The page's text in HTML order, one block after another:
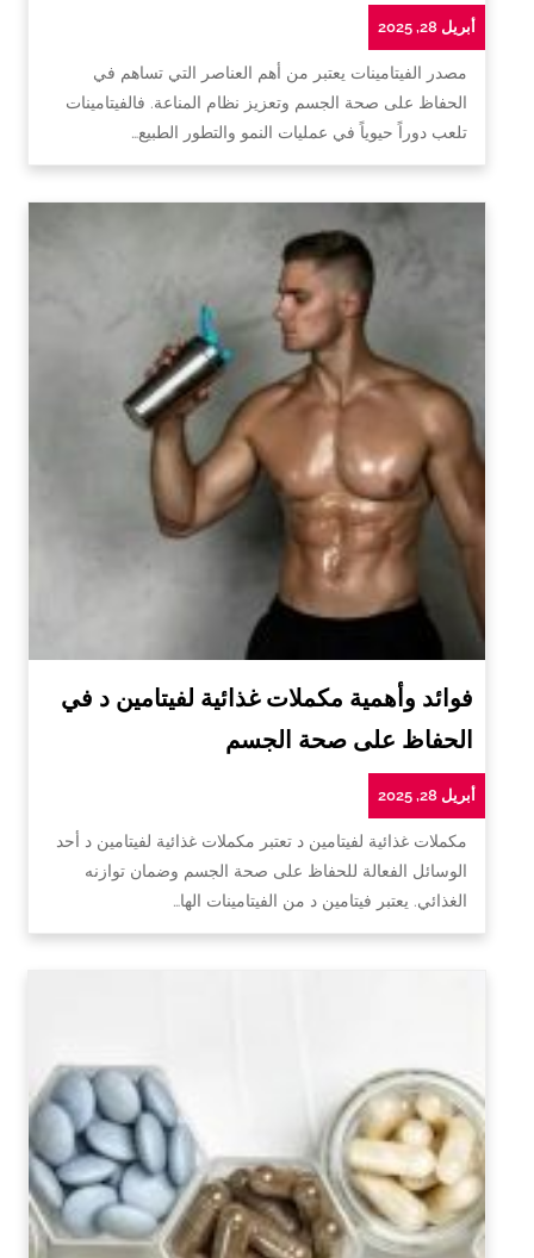
أبريل 28, 2025
مصدر الفيتامينات يعتبر من أهم العناصر التي تساهم في
الحفاظ على صحة الجسم وتعزيز نظام المناعة. فالفيتامينات
تلعب دوراً حيوياً في عمليات النمو والتطور الطبيع…
فوائد وأهمية مكملات غذائية لفيتامين د في
الحفاظ على صحة الجسم
أبريل 28, 2025
مكملات غذائية لفيتامين د تعتبر مكملات غذائية لفيتامين د أحد
الوسائل الفعالة للحفاظ على صحة الجسم وضمان توازنه
الغذائي. يعتبر فيتامين د من الفيتامينات الها…